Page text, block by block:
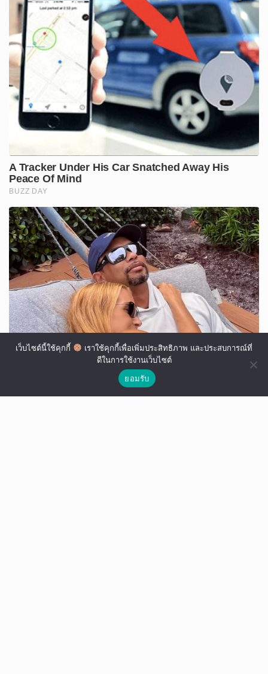
เว็บไซต์นี้ใช้คุกกี้
เราใช้คุกกี้เพื่อเพิ่มประสิทธิภาพ และประสบการณ์ที่
ดีในการใช้งานเว็บไซต์
ยอมรับ